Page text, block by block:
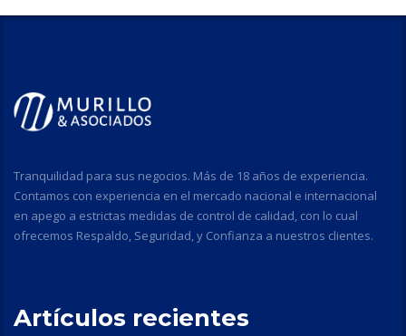
Tranquilidad para sus negocios. Más de 18 años de experiencia.
Contamos con experiencia en el mercado nacional e internacional
en apego a estrictas medidas de control de calidad, con lo cual
ofrecemos Respaldo, Seguridad, y Confianza a nuestros clientes.
Artículos recientes